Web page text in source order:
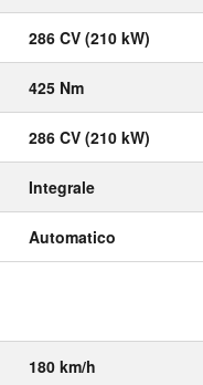
286 CV (210 kW)
425 Nm
286 CV (210 kW)
Integrale
Automatico
180 km/h